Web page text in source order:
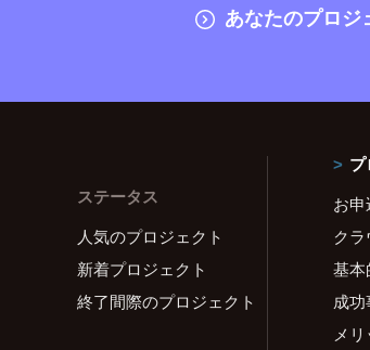
あなたのプロジ
ステータス
人気のプロジェクト
新着プロジェクト
終了間際のプロジェクト
お
ク
基本
成
メリ